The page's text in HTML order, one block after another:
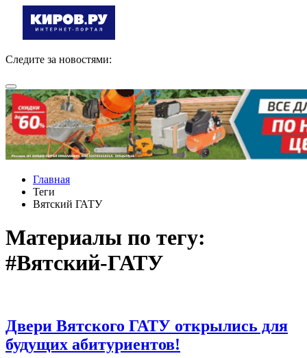
Следите за новостями:
Главная
Теги
Вятский ГАТУ
Материалы по тегу:
#Вятский-ГАТУ
Двери Вятского ГАТУ открылись для
будущих абитуриентов!